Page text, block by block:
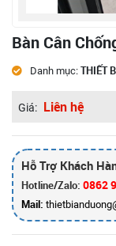
Bàn Cân
Danh mục: THIẾT
Giá: Liên hệ
Hỗ Trợ Khách
Hotline/Zalo: 0862
Mail: